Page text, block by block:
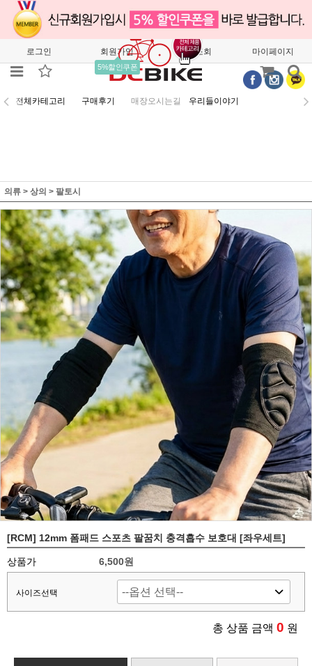
로그인 회원가입
5%할인쿠폰
주문조회 마이페이지
전체카테고리 구매후기 매장오시는길 우리들이야기
의류 > 상의 > 팔토시
[RCM] 12mm 폼패드 스포츠 팔꿈치 충격흡수 보호대 [좌우세트]
상품가 6,500원
사이즈선택
총 상품 금액 0 원